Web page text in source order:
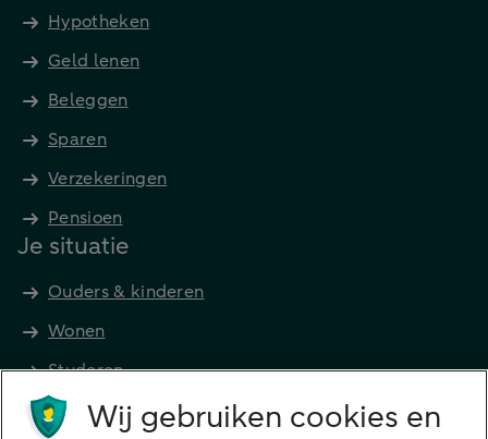
Hypotheken
Geld lenen
Beleggen
Sparen
Verzekeringen
Pensioen
Je situatie
Ouders & kinderen
Wonen
Studeren
Preferred Banking
Wij gebruiken cookies en